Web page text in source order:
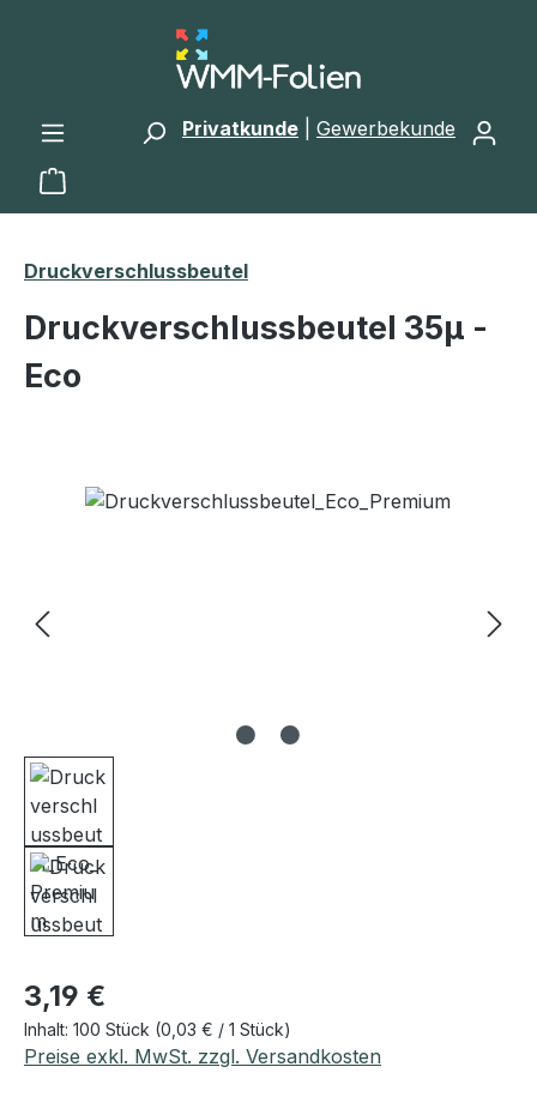
Zum Hauptinhalt springen
Privatkunde Gewerbekunde
Warenkorb enthält 0 Positionen. Der
Druckverschlussbeutel
Druckverschlussbeutel 35μ -
Eco
Bildergalerie überspringen
Regulärer Preis:
3,19 €
Inhalt: 100 Stück (0,03 € / 1 Stück)
Preise exkl. MwSt. zzgl. Versandkosten